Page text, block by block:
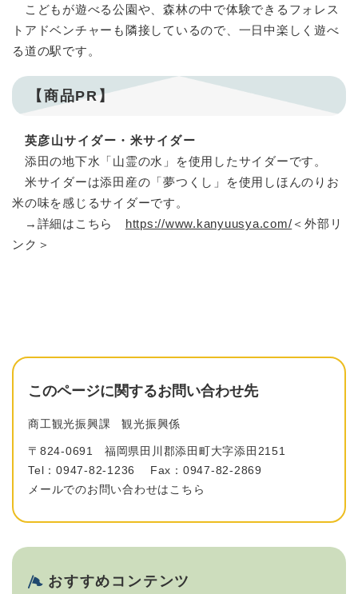
こどもが遊べる公園や、森林の中で体験できるフォレス
トアドベンチャーも隣接しているので、一日中楽しく遊べ
る道の駅です。
【商品PR】
英彦山サイダー・米サイダー
添田の地下水「山霊の水」を使用したサイダーです。
米サイダーは添田産の「夢つくし」を使用しほんのりお
米の味を感じるサイダーです。
→詳細はこちら https://www.kanyuusya.com/ ＜外部リ
ンク＞
このページに関するお問い合わせ先
商工観光振興課 観光振興係
〒824-0691
福岡県田川郡添田町大字添田2151
Tel：0947-82-1236
Fax：0947-82-2869
メールでのお問い合わせはこちら
おすすめコンテンツ